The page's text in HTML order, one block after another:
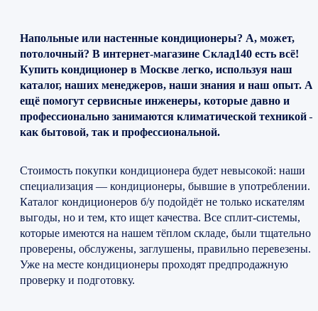
Напольные или настенные кондиционеры? А, может,
потолочный? В интернет-магазине Склад140 есть всё!
Купить кондиционер в Москве легко, используя наш
каталог, наших менеджеров, наши знания и наш опыт. А
ещё помогут сервисные инженеры, которые давно и
профессионально занимаются климатической техникой
как бытовой, так и профессиональной.
Стоимость покупки кондиционера будет невысокой: наши
специализация — кондиционеры, бывшие в употреблении.
Каталог кондиционеров б/у подойдёт не только искателям
выгоды, но и тем, кто ищет качества. Все сплит-системы,
которые имеются на нашем тёплом складе, были тщательно
проверены, обслужены, заглушены, правильно перевезены.
Уже на месте кондиционеры проходят предпродажную
проверку и подготовку.